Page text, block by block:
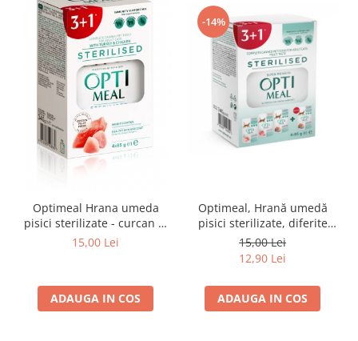
Optimeal Hrana umeda
pisici sterilizate - curcan si
pui in sos, set 3+1,
15,00 Lei
ADAUGA IN COS
-14%
Optimeal, Hrană umedă
pisici sterilizate, diferite
arome, (3+1), 0.34kg
15,00 Lei
12,90 Lei
ADAUGA IN COS